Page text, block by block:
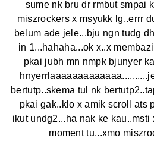
sume nk bru dr rmbut smpai
miszrockers x msyukk lg..errr
belum ade jele...bju ngn tudg
in 1...hahaha...ok x..x
pkai jubh mn nmpk bjunyer
bertutp..skema tul nk
pkai gak..klo x amik scroll ats
ikut undg2...ha nak ke
moment tu...xmo